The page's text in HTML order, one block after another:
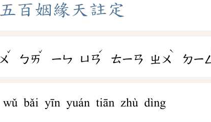
五百姻緣 天 註定
ㄨ
ˇ
ㄅㄞ
ˇ
ㄧㄣ ㄩㄢ
ˊ
ㄊㄧㄢ ㄓㄨ
ˋ
ㄉㄧㄥ
wǔ bǎi yīn yuán tiān zhù dìng